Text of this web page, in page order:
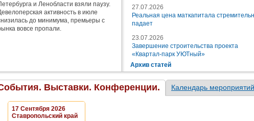
и Ленобласти взяли паузу.
активность в июле
до минимума, премьеры с
вовсе пропали.
27.07.2026
Реальная цена маткапитала
падает
23.07.2026
Завершение строительства проекта
«Квартал-парк УЮТный»
Архив статей
Выставки. Конференции. Календарь мероприятий
17 Сентября 2026
Ставропольский край